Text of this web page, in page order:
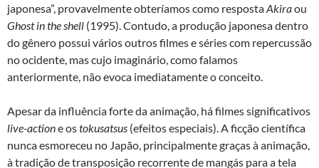
japonesa”, provavelmente obteríamos como respostaAkiraou
Ghost in the shell (1995). Contudo, a produção japonesa dentro
do gênero possui vários outros filmes e séries com repercussão
no ocidente, mas cujo imaginário, como falamos
anteriormente, não evoca imediatamente o conceito.
Apesar da influência forte da animação, há filmes significativos
live-actione ostokusatsus (efeitos especiais). A ficção científica
nunca esmoreceu no Japão, principalmente graças à animação,
à tradição de transposição recorrente de mangás para a tela